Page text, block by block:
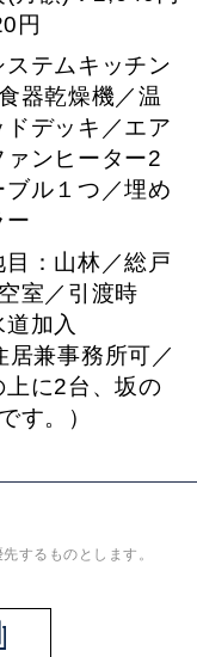
円
テムキッチン
器乾燥機／温
デッキ／エア
ァンヒーター2
ル１つ／埋め
ー
：山林／総戸
室／引渡時
加入
兼事務所可／
に2台、坂の
す。）
するものとします。